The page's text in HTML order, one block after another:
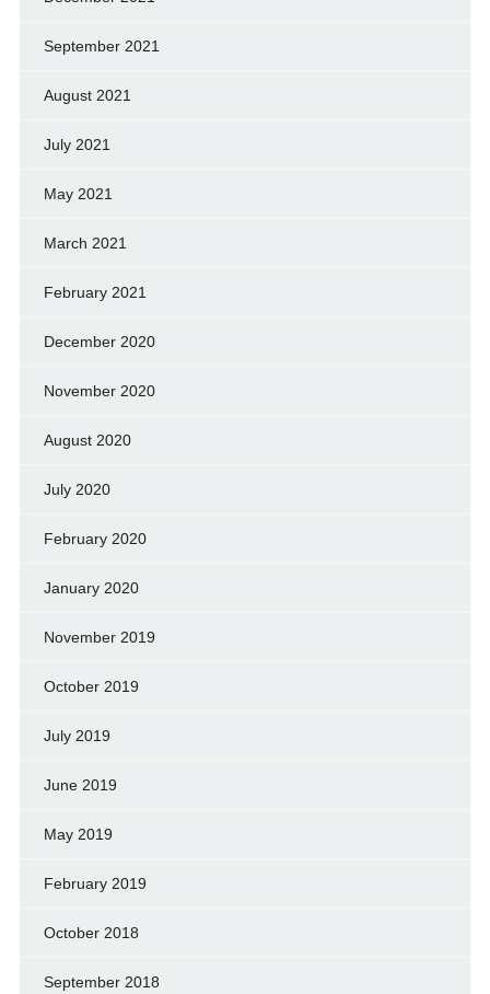
September 2021
August 2021
July 2021
May 2021
March 2021
February 2021
December 2020
November 2020
August 2020
July 2020
February 2020
January 2020
November 2019
October 2019
July 2019
June 2019
May 2019
February 2019
October 2018
September 2018